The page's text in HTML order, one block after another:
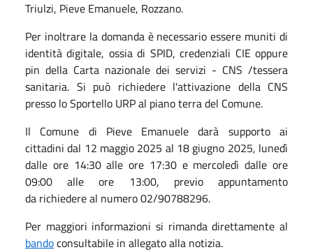
Triulzi, Pieve Emanuele, Rozzano.
Per inoltrare la domanda è necessario essere muniti di
identità digitale, ossia di SPID, credenziali CIE oppure
pin della Carta nazionale dei servizi - CNS /tessera
sanitaria. Si può richiedere l'attivazione della CNS
presso lo Sportello URP al piano terra del Comune.
Il Comune di Pieve Emanuele darà supporto ai
cittadini dal 12 maggio 2025 al 18 giugno 2025, lunedì
dalle ore 14:30 alle ore 17:30 e mercoledì dalle ore
09:00 alle ore 13:00, previo appuntamento
da richiedere al numero 02/90788296.
Per maggiori informazioni si rimanda direttamente al
bandoconsultabile in allegato alla notizia.